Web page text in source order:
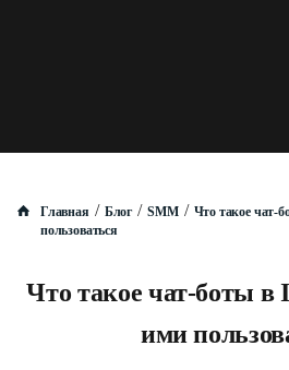
Главная / Блог / SMM / Что такое чат-
пользоваться
Что такое чат-боты в
ими